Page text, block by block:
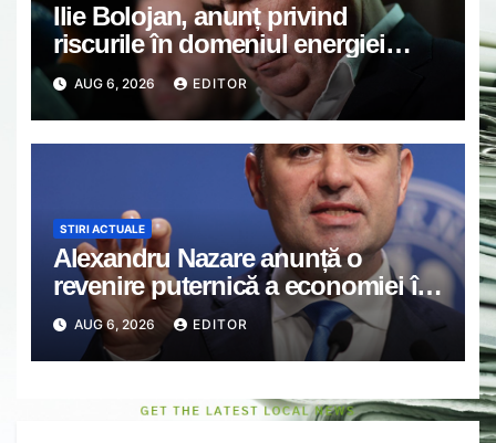
Ilie Bolojan, anunț privind
riscurile în domeniul energiei
electrice. Ce a decis Guvernul
AUG 6, 2026 EDITOR
STIRI ACTUALE
Alexandru Nazare anunță o
revenire puternică a economiei în
2027: Inflația va scădea, consumul
va crește
AUG 6, 2026 EDITOR